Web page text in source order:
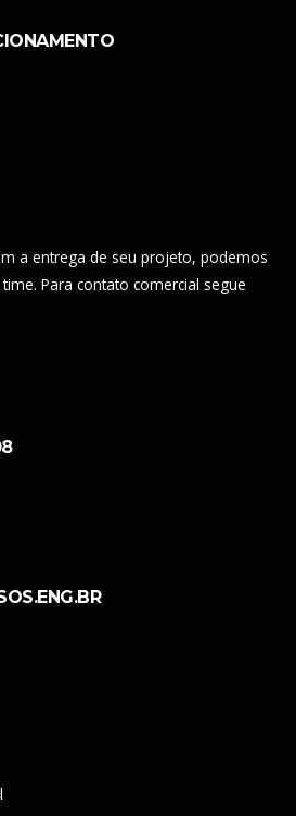
a entrega de seu projeto, podemos
Para contato comercial segue